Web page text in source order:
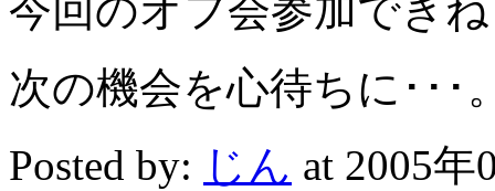
今回のオフ会参加でき
次の機会を心待ちに･･･
Posted by: じん at 2005年